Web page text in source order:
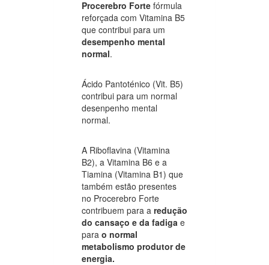
Procerebro Forte fórmula
reforçada com Vitamina B5
que contribui para um
desempenho mental
normal.
Ácido Pantoténico (Vit. B5)
contribui para um normal
desenpenho mental
normal.
A Riboflavina (Vitamina
B2), a Vitamina B6 e a
Tiamina (Vitamina B1) que
também estão presentes
no Procerebro Forte
contribuem para a redução
do cansaço e da fadiga e
para o normal
metabolismo produtor de
energia.